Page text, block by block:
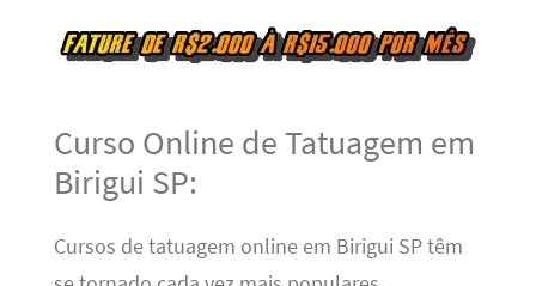
Curso Online de Tatuagem em
Birigui SP:
Cursos de tatuagem online em Birigui SP têm